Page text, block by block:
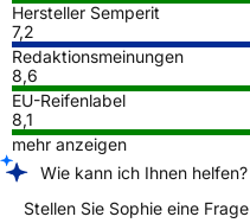
Hersteller Semperit
7,2
Redaktionsmeinungen
8,6
EU-Reifenlabel
8,1
mehr anzeigen
Wie kann ich Ihnen helfen?
Stellen Sie Sophie eine Frage